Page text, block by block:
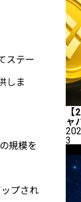
ステー
しま
規模を
プされ
ャ
3